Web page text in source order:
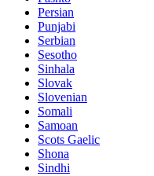
Persian
Punjabi
Serbian
Sesotho
Sinhala
Slovak
Slovenian
Somali
Samoan
Scots Gaelic
Shona
Sindhi